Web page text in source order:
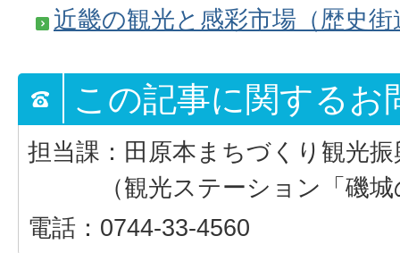
近畿の観光と感彩市場（歴史街
この記事に関するお
担当課：田原本まちづくり観光振
（観光ステーション「磯城
電話：0744-33-4560